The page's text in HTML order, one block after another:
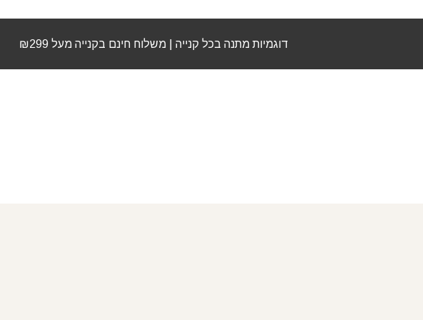
דוגמיות מתנה בכל קנייה | משלוח חינם בקנייה מעל ₪299